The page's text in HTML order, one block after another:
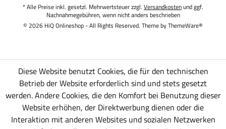
* Alle Preise inkl. gesetzl. Mehrwertsteuer zzgl. Versandkostenund ggf.
Nachnahmegebühren, wenn nicht anders beschrieben
© 2026 HiQ Onlineshop - All Rights Reserved. Theme byThemeWare®
Diese Website benutzt Cookies, die für den technischen
Betrieb der Website erforderlich sind und stets gesetzt
werden. Andere Cookies, die den Komfort bei Benutzung dieser
Website erhöhen, der Direktwerbung dienen oder die
Interaktion mit anderen Websites und sozialen Netzwerken